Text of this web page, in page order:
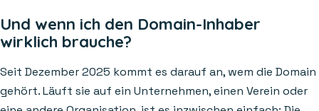
Und wenn ich den Domain-Inhaber
wirklich brauche?
Seit Dezember 2025 kommt es darauf an, wem die Domain
gehört. Läuft sie auf ein Unternehmen, einen Verein oder